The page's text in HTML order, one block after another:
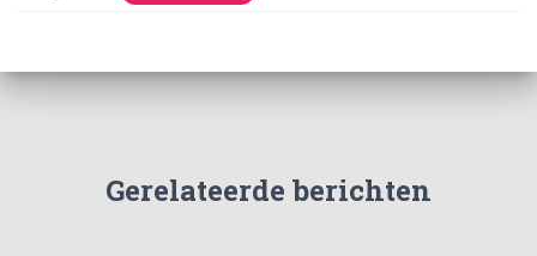
Gerelateerde berichten